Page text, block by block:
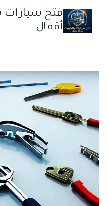
المحتوى
فتح سيارات
أقفال